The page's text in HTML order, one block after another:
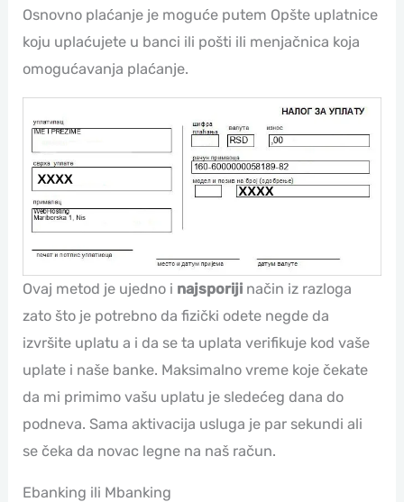
Osnovno plaćanje je moguće putem Opšte uplatnice
koju uplaćujete u banci ili pošti ili menjačnica koja
omogućavanja plaćanje.
Ovaj metod je ujedno i najsporiji način iz razloga
zato što je potrebno da fizički odete negde da
izvršite uplatu a i da se ta uplata verifikuje kod vaše
uplate i naše banke. Maksimalno vreme koje čekate
da mi primimo vašu uplatu je sledećeg dana do
podneva. Sama aktivacija usluga je par sekundi ali
se čeka da novac legne na naš račun.
Ebanking ili Mbanking